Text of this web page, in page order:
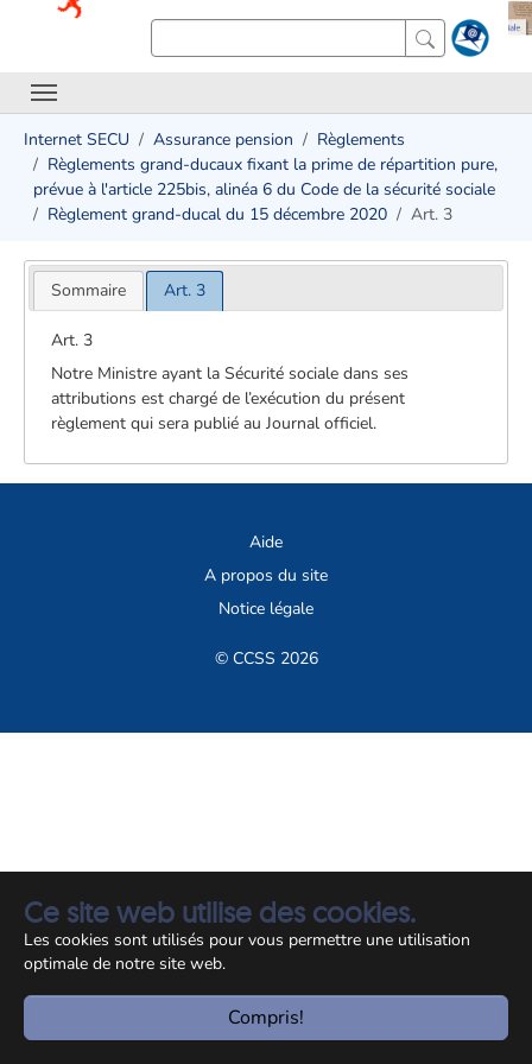
Ce site web utilise des cookies.
Les cookies sont utilisés pour vous permettre une utilisation
optimale de notre site web.
Compris!
Internet SECU Assurance pension
Règlements
Règlements grand-ducaux fixant la prime de répartition pure,
prévue à l'article 225bis, alinéa 6 du Code de la sécurité sociale
Règlement grand-ducal du 15 décembre 2020
Art. 3
Sommaire Art. 3
Art. 3
Notre Ministre ayant la Sécurité sociale dans ses
attributions est chargé de l’exécution du présent
règlement qui sera publié au Journal officiel.
Aide
A propos du site
Notice légale
© CCSS 2026